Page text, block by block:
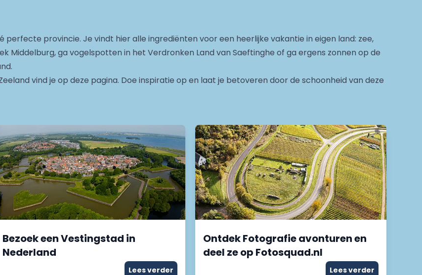
perfecte provincie. Je vindt hier alle ingrediënten voor een heerlijke vakantie in eigen land: zee,
Middelburg, ga vogelspotten in het Verdronken Land van Saeftinghe of ga ergens zonnen op de
vind je op deze pagina. Doe inspiratie op en laat je betoveren door de schoonheid van deze
Bezoek een Vestingstad in
Nederland
Lees verder
Ontdek Fotografie avonturen en
deel ze op Fotosquad.nl
Lees verder